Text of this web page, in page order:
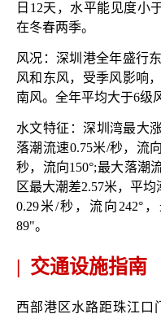
日12天，水平能见度小
在冬春两季。
风况：深圳港全年盛行
风和东风，受季风影响
南风。全年平均大于6级
水文特征：深圳湾最大
落潮流速0.75米/秒，流
秒，流向150°;最大落潮
区最大潮差2.57米，平
0.29米/秒，流向242°
89"。
| 交通设施指南
西部港区水路距珠江口